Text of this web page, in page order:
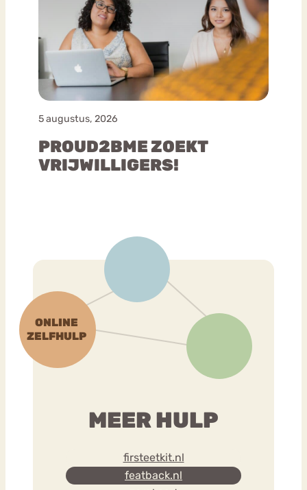
5 augustus, 2026
PROUD2BME ZOEKT
VRIJWILLIGERS!
MEER HULP
firsteetkit.nl
featback.nl